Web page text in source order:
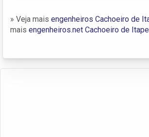
» Veja mais engenheiros Cachoeiro de
mais engenheiros.net Cachoeiro de